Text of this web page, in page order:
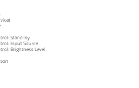
Stand-by
Input Source
Brightness Level